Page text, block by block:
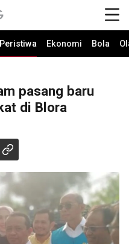
Peristiwa Ekonomi Bola
pasang baru
di Blora